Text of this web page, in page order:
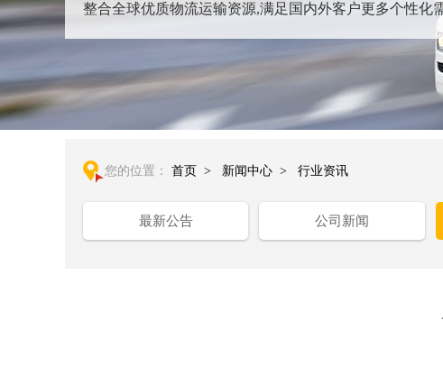
整合全球优质物流运输资源,满足国内外客户更多个性化
您的位置： 首页 > 新闻中心 > 行业资讯
最新公告 公司新闻